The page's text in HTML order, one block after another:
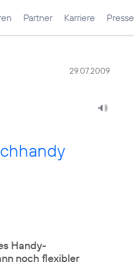
Partner Karriere Presse
29.07.2009
Handy-
noch flexibler